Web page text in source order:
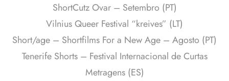
ShortCutz Ovar – Setembro (PT)
Vilnius Queer Festival “kreives” (LT)
Short/age – Shortfilms For a New Age – Agosto (PT)
Tenerife Shorts – Festival Internacional de Curtas
Metragens (ES)